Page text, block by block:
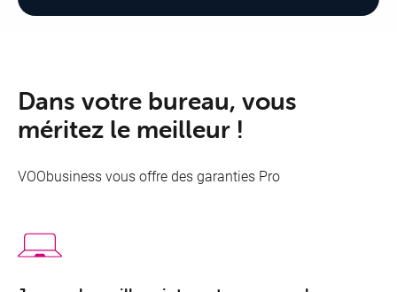
Dans votre bureau, vous
méritez le meilleur !
VOObusiness vous offre des garanties Pro